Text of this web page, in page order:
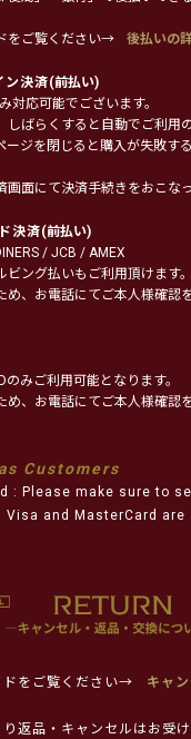
をご覧ください→
後払いの
ン決済(前払い)
対応可能でございます。
ばらくすると自動でご利用
ージを閉じると購入が失敗す
面にて決済手続きをおこなっ
決済(前払い)
/ JCB / AMEX
ング払いもご利用頂けます。
、お電話にてご本人様確認
みご利用可能となります。
、お電話にてご本人様確認
Customers
: Please make sure to
Visa and MasterCard are
ドをご覧ください→
キャ
返品・キャンセルはお受け